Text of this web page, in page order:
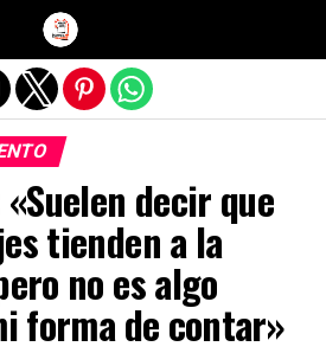
decir que
tienden a la
no es algo
forma de contar»
de la versión móvil